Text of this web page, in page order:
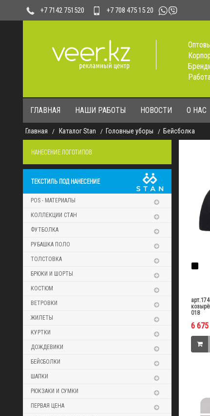
+7 7142 751520 +7 708 475 15 20
ГЛАВНАЯ НАШИ РАБОТЫ НОВОСТИ О НАС
Главная Каталог Stan Головные уборы Бейсболка
НАНЕСЕНИЕ ЛОГОТИПОВ
ТЕКСТИЛЬ ПОД НАНЕСЕНИЕ
POS - МАТЕРИАЛЫ
КОЛЛЕКЦИИ СТАН
ФУТБОЛКА
РУБАШКА ПОЛО
ТОЛСТОВКА
БРЮКИ И ШОРТЫ
КОСТЮМ
ВЕТРОВКИ
ЖИЛЕТЫ
КУРТКИ
ДОЖДЕВИКИ
БЕЙСБОЛКИ
ШАПКИ
РЮКЗАКИ И СУМКИ
ПЕРВАЯ ЦЕНА
018
6 675